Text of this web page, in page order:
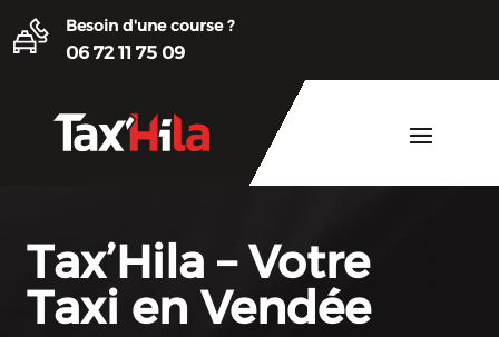
Besoin d'une course ?
06 72 11 75 09
Tax’Hila – Votre
Taxi en Vendée